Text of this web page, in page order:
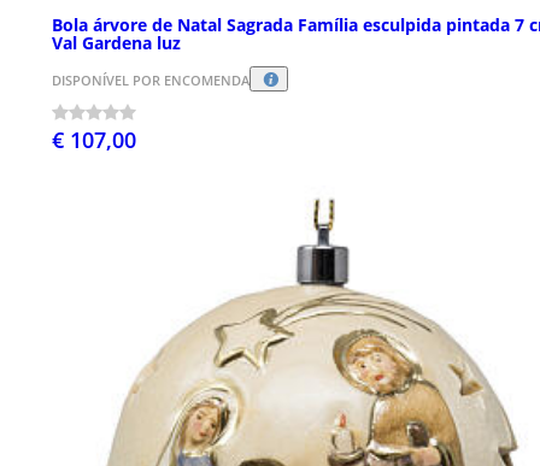
Bola árvore de Natal Sagrada Família esculpida pintada 7
Val Gardena luz
DISPONÍVEL POR ENCOMENDA
€ 107,00